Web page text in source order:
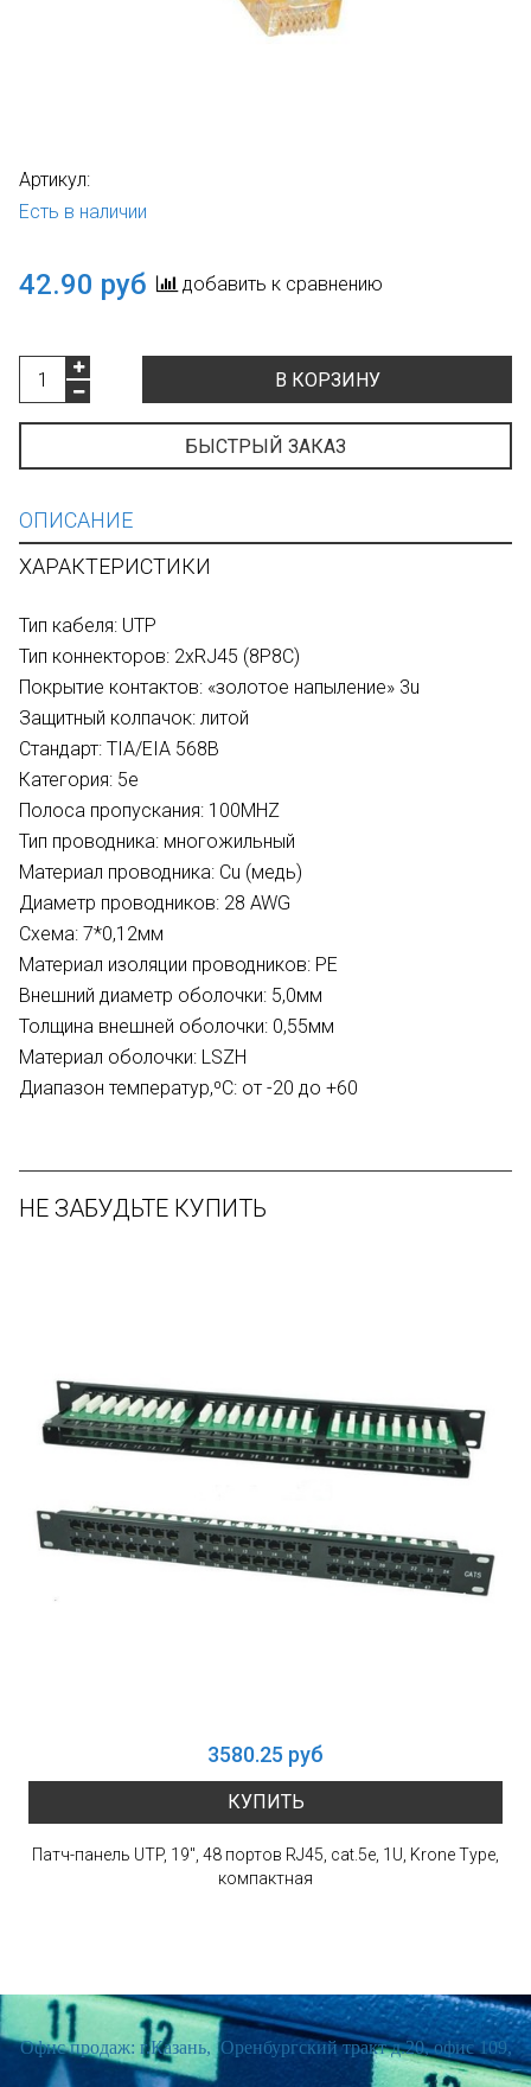
Артикул:
Есть в наличии
42.90 руб добавить к сравнению
В КОРЗИНУ
БЫСТРЫЙ ЗАКАЗ
ОПИСАНИЕ
ХАРАКТЕРИСТИКИ
Тип кабеля: UTP
Тип коннекторов: 2xRJ45 (8P8C)
Покрытие контактов: «золотое напыление» 3u
Защитный колпачок: литой
Стандарт: TIA/EIA 568B
Категория: 5е
Полоса пропускания: 100MHZ
Тип проводника: многожильный
Материал проводника: Сu (медь)
Диаметр проводников: 28 AWG
Схема: 7*0,12мм
Материал изоляции проводников: PE
Внешний диаметр оболочки: 5,0мм
Толщина внешней оболочки: 0,55мм
Материал оболочки: LSZH
Диапазон температур,⁰C: от -20 до +60
НЕ ЗАБУДЬТЕ КУПИТЬ
3580.25 руб
КУПИТЬ
Патч-панель UTP, 19", 48 портов RJ45, cat.5е, 1U, Krone Type,
компактная
Офис продаж: г.Казань, Оренбургский тракт д.20, офис 109,